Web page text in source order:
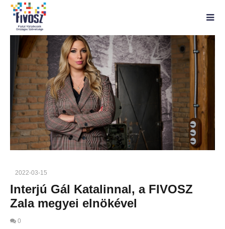
2022-03-15
Interjú Gál Katalinnal, a FIVOSZ
Zala megyei elnökével
0